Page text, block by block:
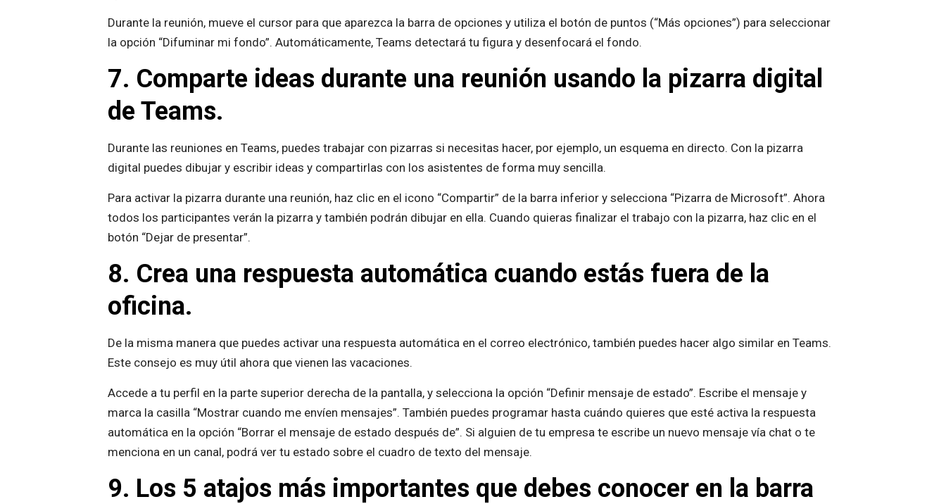
Durante la reunión, mueve el cursor para que aparezca la barra de opciones y utiliza el botón de puntos (“Más opciones”) para seleccionar
la opción “Difuminar mi fondo”. Automáticamente, Teams detectará tu figura y desenfocará el fondo.
7. Comparte ideas durante una reunión usando la pizarra digital
de Teams.
Durante las reuniones en Teams, puedes trabajar con pizarras si necesitas hacer, por ejemplo, un esquema en directo. Con la pizarra
digital puedes dibujar y escribir ideas y compartirlas con los asistentes de forma muy sencilla.
Para activar la pizarra durante una reunión, haz clic en el icono “Compartir” de la barra inferior y selecciona “Pizarra de Microsoft”. Ahora
todos los participantes verán la pizarra y también podrán dibujar en ella. Cuando quieras finalizar el trabajo con la pizarra, haz clic en el
botón “Dejar de presentar”.
8. Crea una respuesta automática cuando estás fuera de la
oficina.
De la misma manera que puedes activar una respuesta automática en el correo electrónico, también puedes hacer algo similar en Teams.
Este consejo es muy útil ahora que vienen las vacaciones.
Accede a tu perfil en la parte superior derecha de la pantalla, y selecciona la opción “Definir mensaje de estado”. Escribe el mensaje y
marca la casilla “Mostrar cuando me envíen mensajes”. También puedes programar hasta cuándo quieres que esté activa la respuesta
automática en la opción “Borrar el mensaje de estado después de”. Si alguien de tu empresa te escribe un nuevo mensaje vía chat o te
menciona en un canal, podrá ver tu estado sobre el cuadro de texto del mensaje.
9. Los 5 atajos más importantes que debes conocer en la barra